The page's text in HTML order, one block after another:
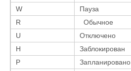
W
Пауза
R
Обычное
U
Отключено
H
Заблокирован
P
Запланировано